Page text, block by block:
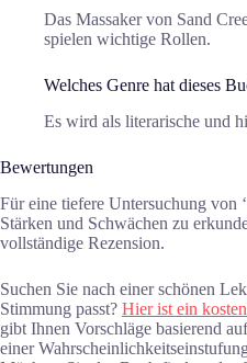
Das Massaker von Sand
spielen wichtige Rollen.
Welches Genre hat dieses
Es wird als literarische und
Bewertungen
Für eine tiefere Untersuchung von
Stärken und Schwächen zu
vollständige Rezension.
Suchen Sie nach einer schönen
Stimmung passt? Hier ist ein
gibt Ihnen Vorschläge basierend
einer